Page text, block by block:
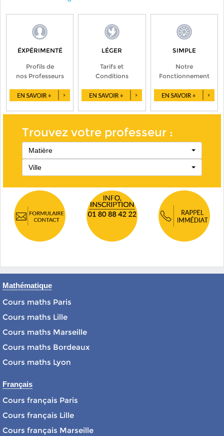
ÉXPÉRIMENTÉ
Profils de
nos Professeurs
LÉGER
Tarifs et
Conditions
SIMPLE
Notre
Fonctionnement
Trouvez votre professeur :
Matière
Ville
Mathématique
Cours maths Paris
Cours maths Lille
Cours maths Marseille
Cours maths Bordeaux
Cours maths Lyon
Français
Cours français Paris
Cours français Lille
Cours français Marseille